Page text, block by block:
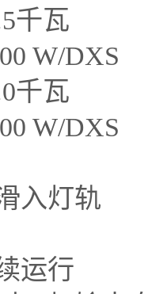
千瓦
W/DXS
千瓦
W/DXS
入灯轨
运行